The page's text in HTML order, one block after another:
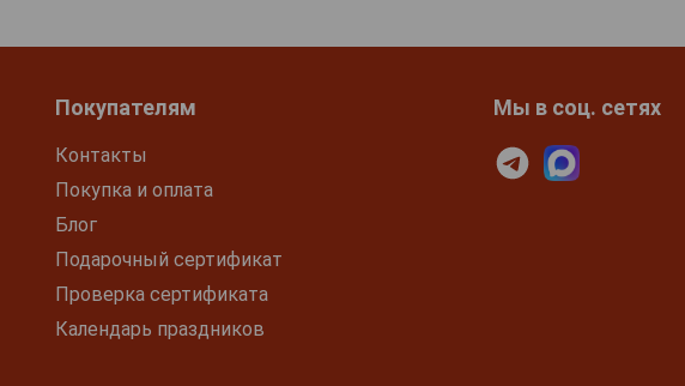
Покупателям
Контакты
Покупка и оплата
Блог
Подарочный сертификат
Проверка сертификата
Календарь праздников
Мы в соц. сетях